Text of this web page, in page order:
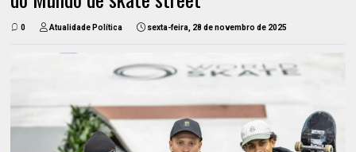
0 Atualidade Política sexta-feira, 28 de novembro de 2025